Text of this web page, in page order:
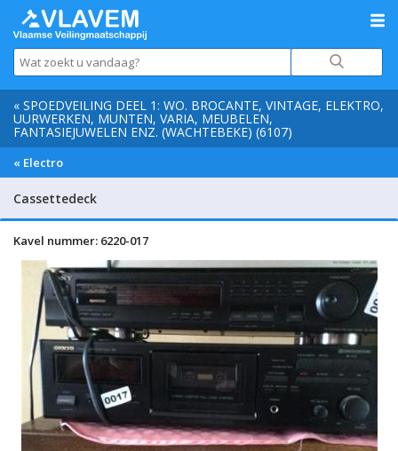
« SPOEDVEILING DEEL 1: WO. BROCANTE, VINTAGE, ELEKTRO,
UURWERKEN, MUNTEN, VARIA, MEUBELEN,
FANTASIEJUWELEN ENZ. (WACHTEBEKE) (6107)
« Electro
Cassettedeck
Kavel nummer: 6220-017